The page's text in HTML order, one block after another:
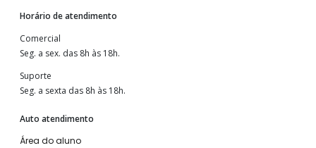
Horário de atendimento
Comercial
Seg. a sex. das 8h às 18h.
Suporte
Seg. a sexta das 8h às 18h.
Auto atendimento
Área do aluno